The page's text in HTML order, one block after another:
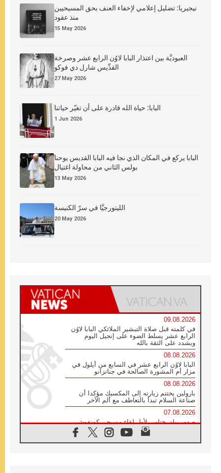
نيجيريا: تضليل إعلامي لإخفاء العنف بحق المسيحيين
منذ عقود
15 May 2026
العبوديَّة بين اعتذار البابا لاوُن الرابع عشر وصرخة
القدِّيس شارل دي فوكو
27 May 2026
البابا: حياة الله قادرة على أن تغيّر حياتنا
1 Jun 2026
البابا يركع في المكان الذي نجا فيه البابا القديس يوحنا
بولس الثاني من محاولة اغتيال
13 May 2026
الليتورجيَّا في سرّ الكنيسة
20 May 2026
09.08.2026
في كلمته قبل صلاة التبشير الملائكي البابا لاوُن
الرابع عشر يسلط الضوء على إنجيل اليوم
ويشدد على الثقة بالله
08.08.2026
البابا لاوُن الرابع عشر في السابع من أيلول في
مزار أم المشورة الصالحة في جناتزانو
08.08.2026
بارولين يختتم زيارته إلى المكسيك مؤكدا أن
صناعة السلام تبدأ بالتعاطف مع ألم الآخر
07.08.2026
صدور بيان ختامي لأول لقاء مسيحي كونفوشي
بمشاركة الدائرة الفاتيكانية للحوار بين الأديان
07.08.2026